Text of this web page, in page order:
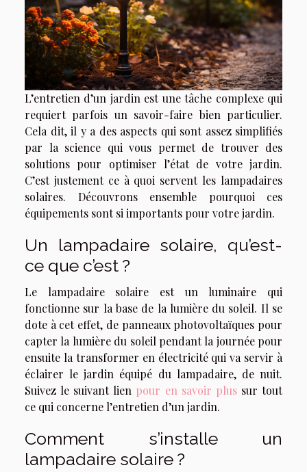
L’entretien d’un jardin est une tâche complexe qui
requiert parfois un savoir-faire bien particulier.
Cela dit, il y a des aspects qui sont assez simplifiés
par la science qui vous permet de trouver des
solutions pour optimiser l’état de votre jardin.
C’est justement ce à quoi servent les lampadaires
solaires. Découvrons ensemble pourquoi ces
équipements sont si importants pour votre jardin.
Un lampadaire solaire, qu’est-
ce que c’est ?
Le lampadaire solaire est un luminaire qui
fonctionne sur la base de la lumière du soleil. Il se
dote à cet effet, de panneaux photovoltaïques pour
capter la lumière du soleil pendant la journée pour
ensuite la transformer en électricité qui va servir à
éclairer le jardin équipé du lampadaire, de nuit.
Suivez le suivant lien pour en savoir plussur tout
ce qui concerne l’entretien d’un jardin.
Comment s’installe un
lampadaire solaire ?